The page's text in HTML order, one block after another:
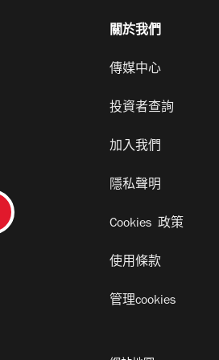
關於我們
傳媒中心
投資者查詢
加入我們
隱私聲明
Cookies 政策
使用條款
管理cookies